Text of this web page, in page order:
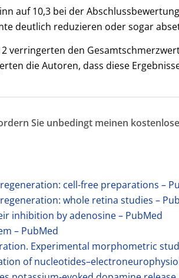
auf 10,3 bei der
deutlich reduzieren oder sogar
verringerten den
die Autoren, dass diese
Sie unbedingt meinen
cell-free preparations –
whole retina studies –
inhibition by adenosine – PubMed
– PubMed
Experimental morphometric
of